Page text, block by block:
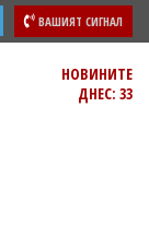
ВАШИЯТ СИГНАЛ
НОВИНИТЕ
ДНЕС: 33